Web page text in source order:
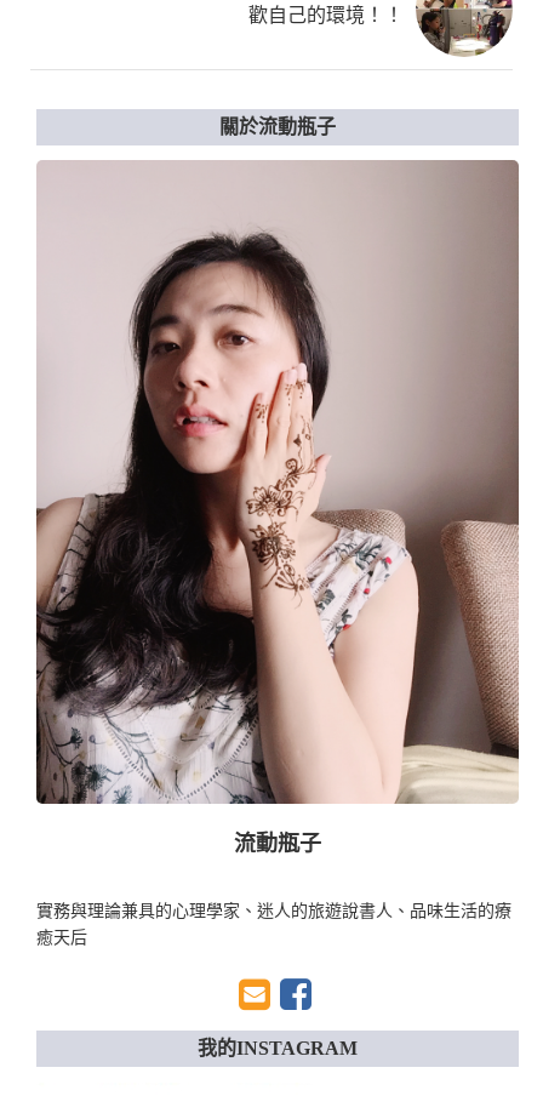
歡自己的環境！！
關於流動瓶子
流動瓶子
實務與理論兼具的心理學家、迷人的旅遊說書人、品味生活的療
癒天后
我的INSTAGRAM